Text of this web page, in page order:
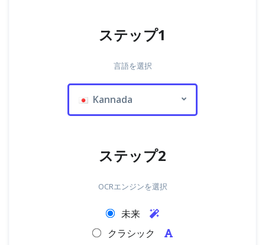
ステップ1
言語を選択
Kannada
ステップ2
OCRエンジンを選択
未来
クラシック